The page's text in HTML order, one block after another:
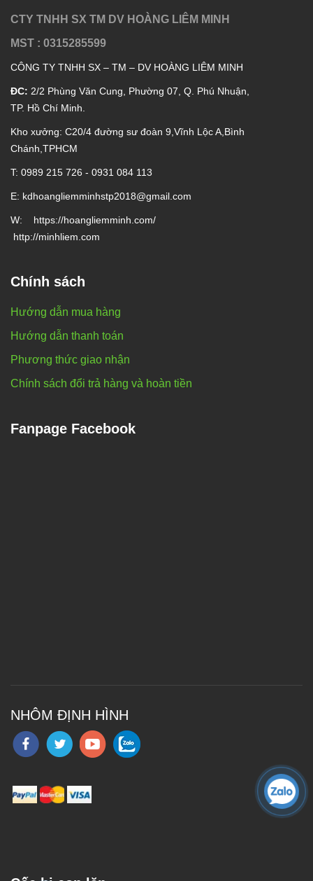
CTY TNHH SX TM DV HOÀNG LIÊM MINH
MST : 0315285599
CÔNG TY TNHH SX – TM – DV HOÀNG LIÊM MINH
ĐC: 2/2 Phùng Văn Cung, Phường 07, Q. Phú Nhuận,
TP. Hồ Chí Minh.
Kho xưởng: C20/4 đường sư đoàn 9,Vĩnh Lộc A,Bình
Chánh,TPHCM
T: 0989 215 726 - 0931 084 113
E: kdhoangliemminhstp2018@gmail.com
W: https://hoangliemminh.com/
http://minhliem.com
Chính sách
Hướng dẫn mua hàng
Hướng dẫn thanh toán
Phương thức giao nhận
Chính sách đổi trả hàng và hoàn tiền
Fanpage Facebook
NHÔM ĐỊNH HÌNH